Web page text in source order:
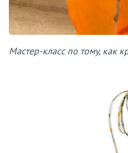
Мастер-класс по тому, как